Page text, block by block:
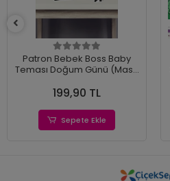
Patron Bebek Boss Baby
Teması Doğum Günü (Masa
199,90 TL
Sepete Ekle